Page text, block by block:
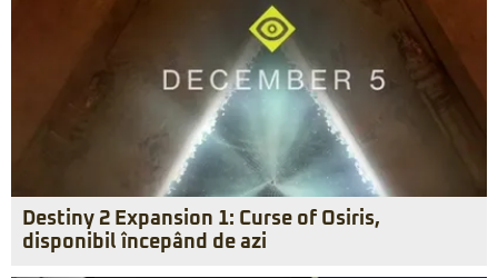
Destiny 2 Expansion 1: Curse of Osiris,
disponibil începând de azi